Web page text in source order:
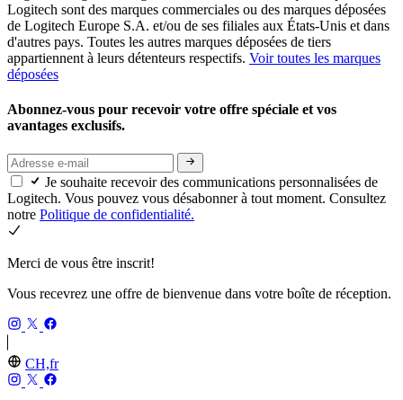
Logitech sont des marques commerciales ou des marques déposées
de Logitech Europe S.A. et/ou de ses filiales aux États-Unis et dans
d'autres pays. Toutes les autres marques déposées de tiers
appartiennent à leurs détenteurs respectifs. Voir toutes les marques
déposées
Abonnez-vous pour recevoir votre offre spéciale et vos
avantages exclusifs.
Je souhaite recevoir des communications personnalisées de
Logitech. Vous pouvez vous désabonner à tout moment. Consultez
notre Politique de confidentialité.
Merci de vous être inscrit!
Vous recevrez une offre de bienvenue dans votre boîte de réception.
CH,fr